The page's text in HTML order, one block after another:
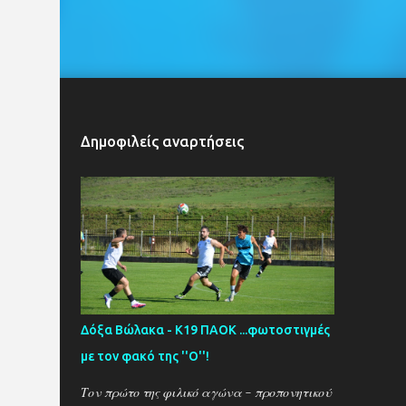
Δημοφιλείς αναρτήσεις
Δόξα Βώλακα - Κ19 ΠΑΟΚ ...φωτοστιγμές
με τον φακό της ''Ο''!
Τον πρώτο της φιλικό αγώνα - προπονητικού